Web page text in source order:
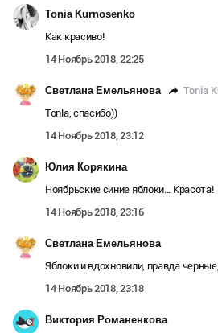
Tonia Kurnosenko
Как красиво!
14 Ноябрь 2018, 22:25
Светлана Емельянова Tonia
Tonla, спасибо))
14 Ноябрь 2018, 23:12
Юлия Корякина
Ноябрьские синие яблоки... Красота!
14 Ноябрь 2018, 23:16
Светлана Емельянова
Яблоки и вдохновили, правда
14 Ноябрь 2018, 23:18
Виктория Романенкова